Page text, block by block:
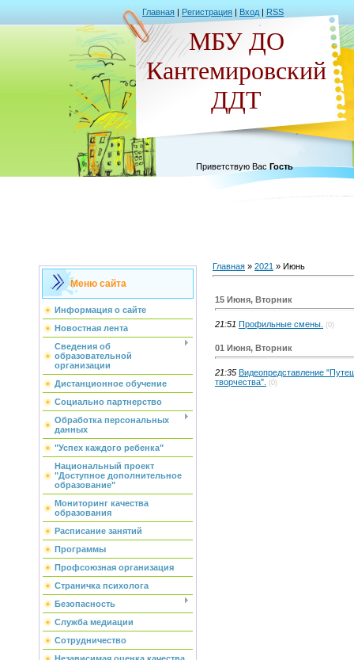
Главная | Регистрация | Вход | RSS
МБУ ДО
Кантемировский
ДДТ
Приветствую Вас Гость
Меню сайта
Информация о сайте
Новостная лента
Сведения об
образовательной
организации
Дистанционное обучение
Социально партнерство
Обработка персональных
данных
"Успех каждого ребенка"
Национальный проект
"Доступное дополнительное
образование"
Мониторинг качества
образования
Расписание занятий
Программы
Профсоюзная организация
Страничка психолога
Безопасность
Служба медиации
Сотрудничество
Главная » 2021 » Июнь
15 Июня, Вторник
21:51 Профильные смены. (0)
01 Июня, Вторник
21:35 Видеопредставление
творчества". (0)